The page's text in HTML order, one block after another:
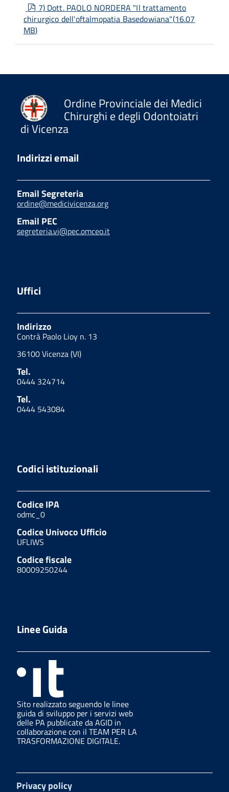
pdf
7) Dott. PAOLO NORDERA "Il trattamento
chirurgico dell'oftalmopatia Basedowiana"(16.07
MB)
Ordine Provinciale dei Medici
Chirurghi e degli Odontoiatri
di Vicenza
Indirizzi email
Email Segreteria
ordine@medicivicenza.org
Email PEC
segreteria.vi@pec.omceo.it
Uffici
Indirizzo
Contrà Paolo Lioy n. 13
36100 Vicenza (VI)
Tel.
0444 324714
Tel.
0444 543084
Codici istituzionali
Codice IPA
odmc_0
Codice Univoco Ufficio
UFLIWS
Codice fiscale
80009250244
Linee Guida
Sito realizzato seguendo le linee
guida di sviluppo per i servizi web
delle PA pubblicate da AGID in
collaborazione con il TEAM PER LA
TRASFORMAZIONE DIGITALE.
Privacy policy